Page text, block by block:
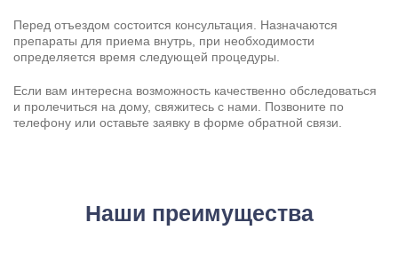
Перед отъездом состоится консультация. Назначаются
препараты для приема внутрь, при необходимости
определяется время следующей процедуры.
Если вам интересна возможность качественно обследоваться
и пролечиться на дому, свяжитесь с нами. Позвоните по
телефону или оставьте заявку в форме обратной связи.
Наши преимущества